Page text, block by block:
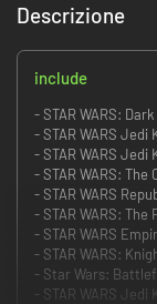
Descrizione
include
- STAR WARS:
- STAR WARS
- STAR WARS
- STAR WARS:
- STAR WARS
- STAR WARS:
- STAR WARS
- STAR WARS:
- Star Wars:
- STAR WARS